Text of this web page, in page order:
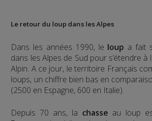
Le retour du loup dans les Alpes
Dans les années 1990, le loup a fait
dans les Alpes de Sud pour s’étendre à
Alpin. A ce jour, le territoire Français
loups, un chiffre bien bas en
(2500 en Espagne, 600 en Italie).
Depuis 70 ans, la chasse au loup